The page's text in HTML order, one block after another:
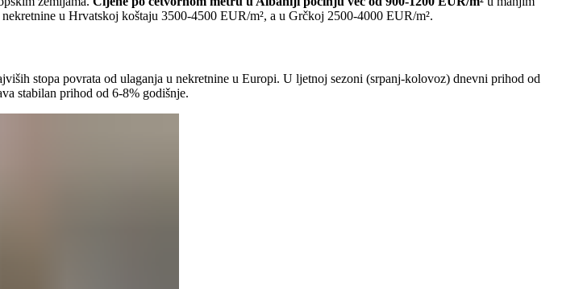
u Hrvatskoj koštaju 3500-4500 EUR/m², a u Grčkoj 2500-4000 EUR/m².
stopa povrata od ulaganja u nekretnine u Europi. U ljetnoj sezoni (srpanj-kolovoz) dnevni prihod od
stabilan prihod od 6-8% godišnje.